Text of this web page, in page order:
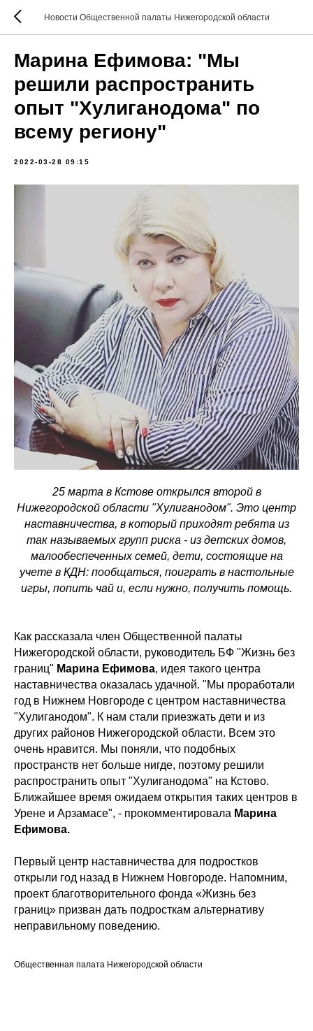
Новости Общественной палаты Нижегородской области
Марина Ефимова: "Мы
решили распространить
опыт "Хулиганодома" по
всему региону"
2022-03-28 09:15
25 марта в Кстове открылся второй в
Нижегородской области "Хулиганодом". Это центр
наставничества, в который приходят ребята из
так называемых групп риска - из детских домов,
малообеспеченных семей, дети, состоящие на
учете в КДН: пообщаться, поиграть в настольные
игры, попить чай и, если нужно, получить помощь.
Как рассказала член Общественной палаты
Нижегородской области, руководитель БФ "Жизнь без
границ" Марина Ефимова, идея такого центра
наставничества оказалась удачной. "Мы проработали
год в Нижнем Новгороде с центром наставничества
"Хулиганодом". К нам стали приезжать дети и из
других районов Нижегородской области. Всем это
очень нравится. Мы поняли, что подобных
пространств нет больше нигде, поэтому решили
распространить опыт "Хулиганодома" на Кстово.
Ближайшее время ожидаем открытия таких центров в
Урене и Арзамасе", - прокомментировала Марина
Ефимова.
Первый центр наставничества для подростков
открыли год назад в Нижнем Новгороде. Напомним,
проект благотворительного фонда «Жизнь без
границ» призван дать подросткам альтернативу
неправильному поведению.
Общественная палата Нижегородской области